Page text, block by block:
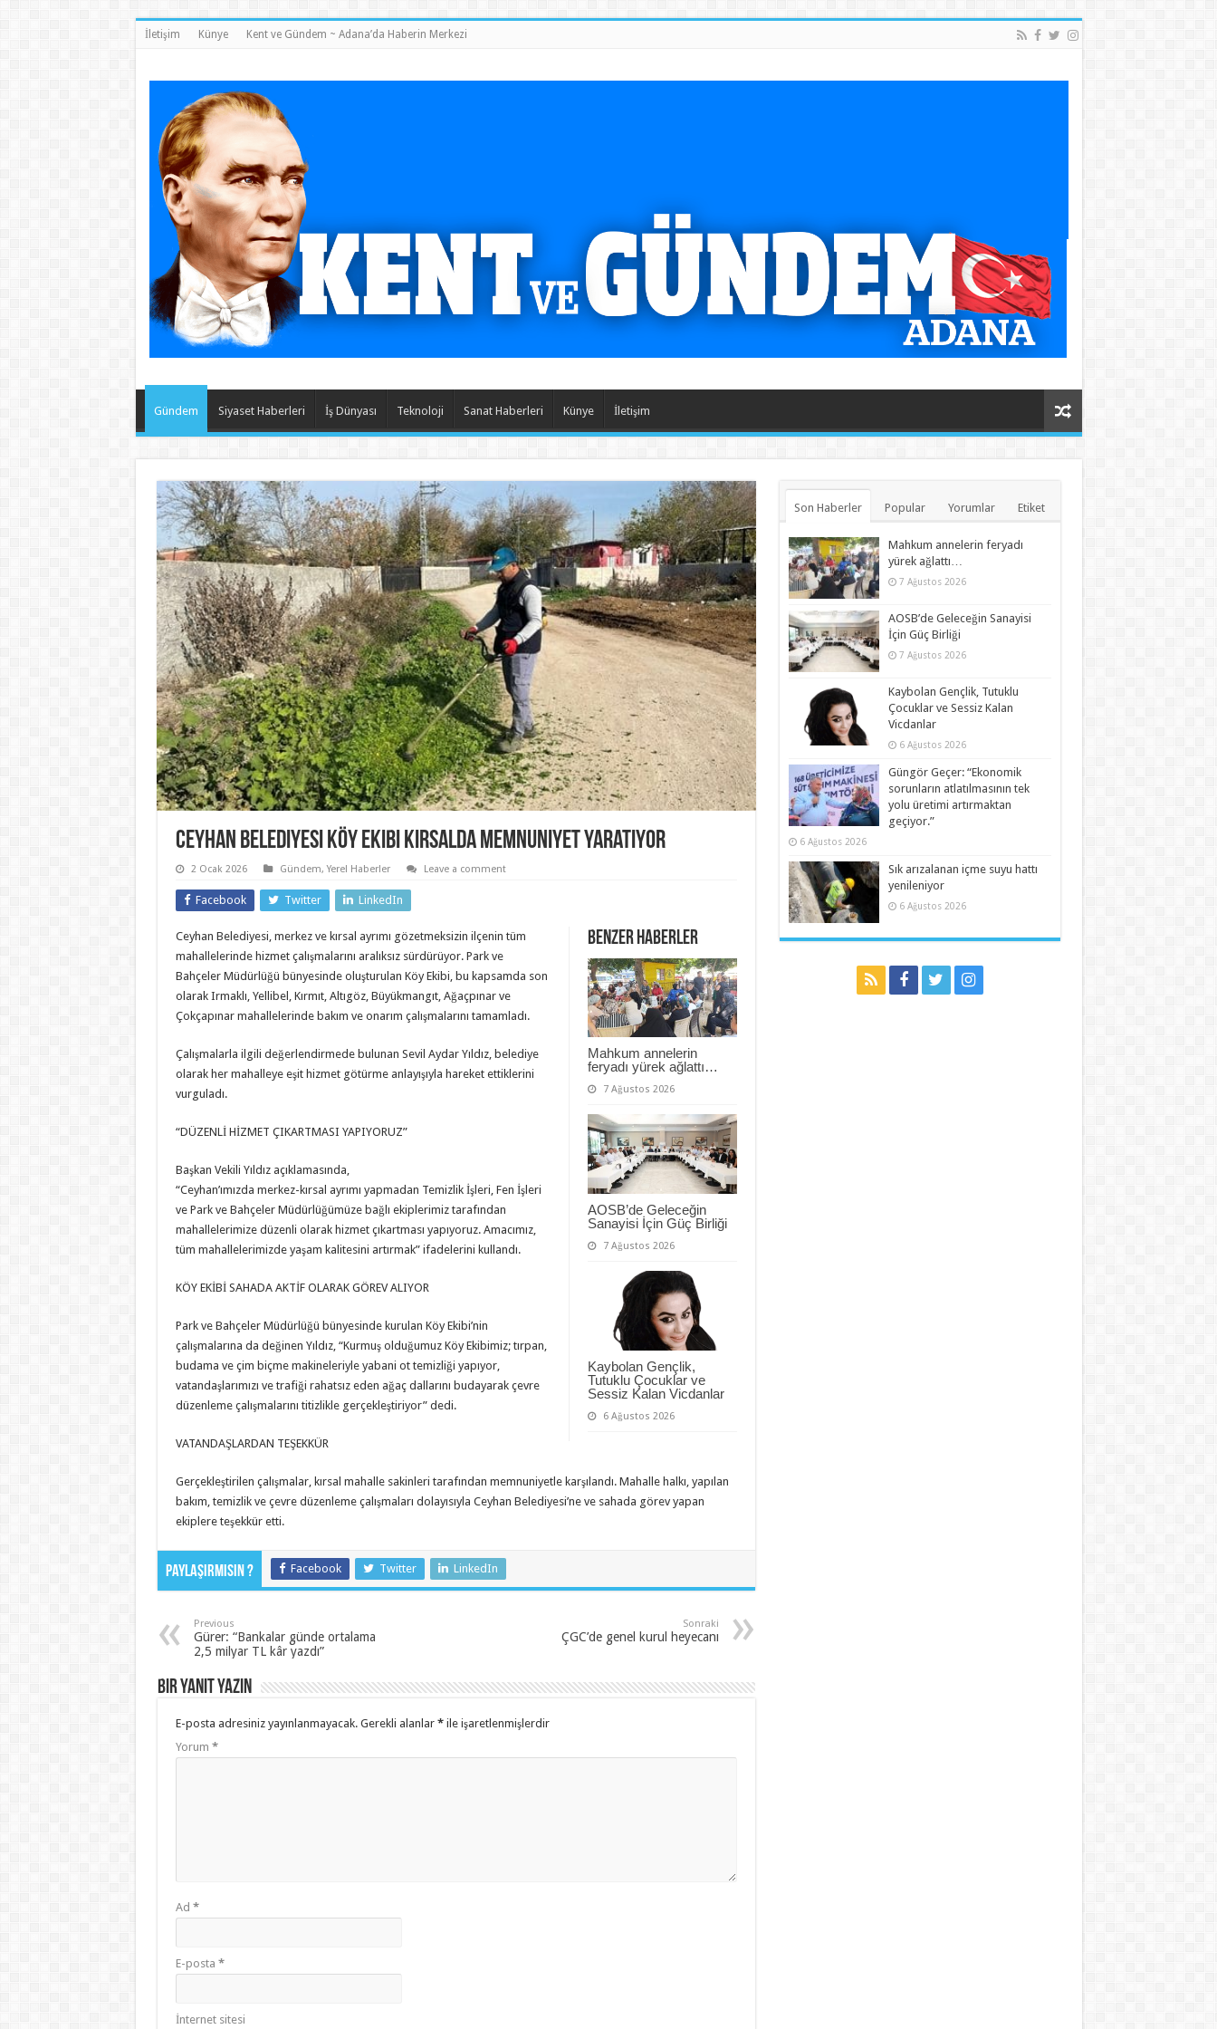
İletişim Künye Kent ve Gündem ~ Adana’da Haberin Merkezi
Gündem Siyaset Haberleri İş Dünyası Teknoloji Sanat Haberleri Künye İletişim
Ceyhan Belediyesi Köy Ekibi Kırsalda Memnuniyet Yaratıyor
2 Ocak 2026 Gündem,Yerel Haberler Leave a comment
Facebook Twitter LinkedIn
Benzer Haberler
Mahkum annelerin
feryadı yürek ağlattı…
7 Ağustos 2026
AOSB’de Geleceğin
Sanayisi İçin Güç Birliği
7 Ağustos 2026
Kaybolan Gençlik,
Tutuklu Çocuklar ve
Sessiz Kalan Vicdanlar
6 Ağustos 2026
Ceyhan Belediyesi, merkez ve kırsal ayrımı gözetmeksizin ilçenin tüm
mahallelerinde hizmet çalışmalarını aralıksız sürdürüyor. Park ve
Bahçeler Müdürlüğü bünyesinde oluşturulan Köy Ekibi, bu kapsamda son
olarak Irmaklı, Yellibel, Kırmıt, Altıgöz, Büyükmangıt, Ağaçpınar ve
Çokçapınar mahallelerinde bakım ve onarım çalışmalarını tamamladı.
Çalışmalarla ilgili değerlendirmede bulunan Sevil Aydar Yıldız, belediye
olarak her mahalleye eşit hizmet götürme anlayışıyla hareket ettiklerini
vurguladı.
“DÜZENLİ HİZMET ÇIKARTMASI YAPIYORUZ”
Başkan Vekili Yıldız açıklamasında,
“Ceyhan’ımızda merkez-kırsal ayrımı yapmadan Temizlik İşleri, Fen İşleri
ve Park ve Bahçeler Müdürlüğümüze bağlı ekiplerimiz tarafından
mahallelerimize düzenli olarak hizmet çıkartması yapıyoruz. Amacımız,
tüm mahallelerimizde yaşam kalitesini artırmak” ifadelerini kullandı.
KÖY EKİBİ SAHADA AKTİF OLARAK GÖREV ALIYOR
Park ve Bahçeler Müdürlüğü bünyesinde kurulan Köy Ekibi’nin
çalışmalarına da değinen Yıldız, “Kurmuş olduğumuz Köy Ekibimiz; tırpan,
budama ve çim biçme makineleriyle yabani ot temizliği yapıyor,
vatandaşlarımızı ve trafiği rahatsız eden ağaç dallarını budayarak çevre
düzenleme çalışmalarını titizlikle gerçekleştiriyor” dedi.
VATANDAŞLARDAN TEŞEKKÜR
Gerçekleştirilen çalışmalar, kırsal mahalle sakinleri tarafından memnuniyetle karşılandı. Mahalle halkı, yapılan
bakım, temizlik ve çevre düzenleme çalışmaları dolayısıyla Ceyhan Belediyesi’ne ve sahada görev yapan
ekiplere teşekkür etti.
Paylaşırmısın ? Facebook Twitter LinkedIn
Previous
Gürer: “Bankalar günde ortalama
2,5 milyar TL kâr yazdı”
Sonraki
ÇGC’de genel kurul heyecanı
Bir yanıt yazın
E-posta adresiniz yayınlanmayacak. Gerekli alanlar *ile işaretlenmişlerdir
Yorum *
Ad *
E-posta *
İnternet sitesi
Son Haberler Popular Yorumlar Etiket
Mahkum annelerin feryadı
yürek ağlattı…
7 Ağustos 2026
AOSB’de Geleceğin Sanayisi
İçin Güç Birliği
7 Ağustos 2026
Kaybolan Gençlik, Tutuklu
Çocuklar ve Sessiz Kalan
Vicdanlar
6 Ağustos 2026
Güngör Geçer: “Ekonomik
sorunların atlatılmasının tek
yolu üretimi artırmaktan
geçiyor.”
6 Ağustos 2026
Sık arızalanan içme suyu hattı
yenileniyor
6 Ağustos 2026